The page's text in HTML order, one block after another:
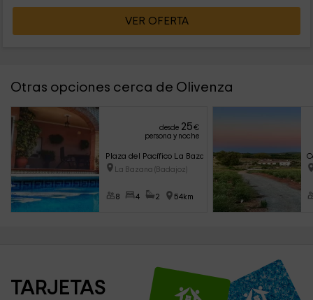
VER OFERTA
Otras opciones cerca de Olivenza
desde 25€
persona y noche
Plaza del Pacífico La Bazana
La Bazana (Badajoz)
8 4 2 54km
TARJETAS